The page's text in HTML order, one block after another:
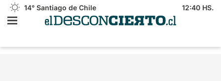
14° Santiago de Chile 12:40 HS.